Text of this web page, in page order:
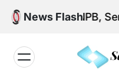
Skip
News Flash
Aksi KNPB, Serukan